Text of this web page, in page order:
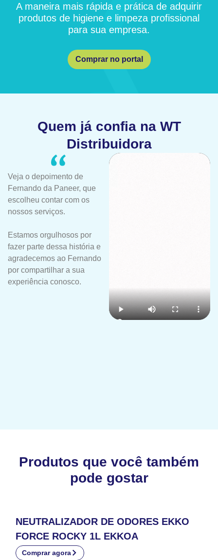
A maneira mais rápida e prática de adquirir
produtos de higiene e limpeza profissional
para sua empresa.
Comprar no portal
Quem já confia na WT
Distribuidora
Veja o depoimento de
Fernando da Paneer, que
escolheu contar com os
nossos serviços.
Estamos orgulhosos por
fazer parte dessa história e
agradecemos ao Fernando
por compartilhar a sua
experiência conosco.
Produtos que você também
pode gostar
NEUTRALIZADOR DE ODORES EKKO
FORCE ROCKY 1L EKKOA
Comprar agora